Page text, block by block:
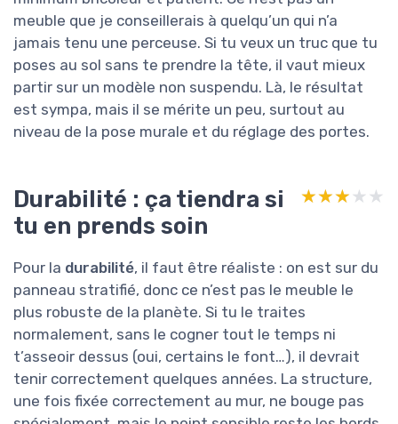
meuble que je conseillerais à quelqu’un qui n’a
jamais tenu une perceuse. Si tu veux un truc que tu
poses au sol sans te prendre la tête, il vaut mieux
partir sur un modèle non suspendu. Là, le résultat
est sympa, mais il se mérite un peu, surtout au
niveau de la pose murale et du réglage des portes.
Durabilité : ça tiendra si
tu en prends soin
★★★★★
★★★★★
Pour la durabilité, il faut être réaliste : on est sur du
panneau stratifié, donc ce n’est pas le meuble le
plus robuste de la planète. Si tu le traites
normalement, sans le cogner tout le temps ni
t’asseoir dessus (oui, certains le font…), il devrait
tenir correctement quelques années. La structure,
une fois fixée correctement au mur, ne bouge pas